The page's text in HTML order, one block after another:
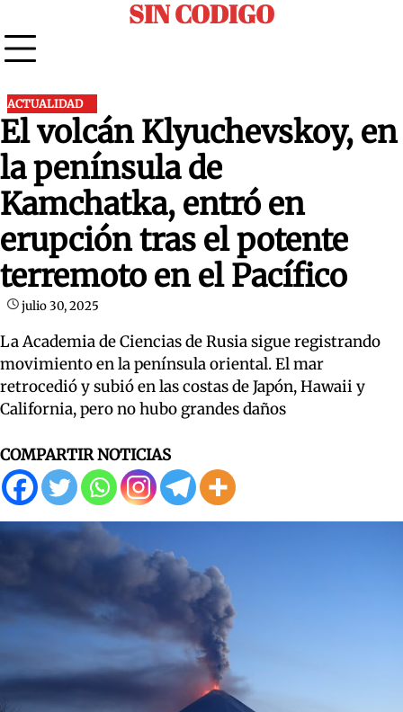
to
content
SIN CODIGO
ACTUALIDAD
El volcán Klyuchevskoy, en
la península de
Kamchatka, entró en
erupción tras el potente
terremoto en el Pacífico
julio 30, 2025
La Academia de Ciencias de Rusia sigue registrando
movimiento en la península oriental. El mar
retrocedió y subió en las costas de Japón, Hawaii y
California, pero no hubo grandes daños
COMPARTIR NOTICIAS